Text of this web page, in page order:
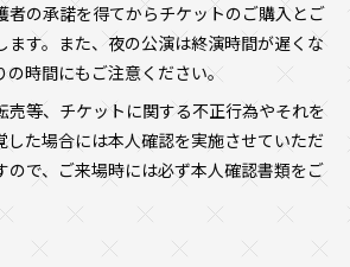
者の承諾を得てからチケットのご購入とご
ます。また、夜の公演は終演時間が遅くな
時間にもご注意ください。
売等、チケットに関する不正行為やそれを
した場合には本人確認を実施させていただ
ので、ご来場時には必ず本人確認書類をご